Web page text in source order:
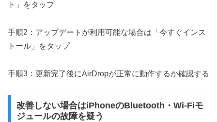
ト」をタップ
手順2：アップデートが利用可能な場合は「今すぐインス
トール」をタップ
手順3：更新完了後にAirDropが正常に動作するか確認する
改善しない場合はiPhoneのBluetooth・Wi-Fiモ
ジュールの故障を疑う